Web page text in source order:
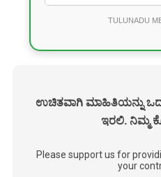
TULUNADU
ಉಚಿತವಾಗಿ ಮಾಹಿತಿಯನ್ನು
ಇರಲಿ. ನಿಮ್ಮ
Please support us for
your